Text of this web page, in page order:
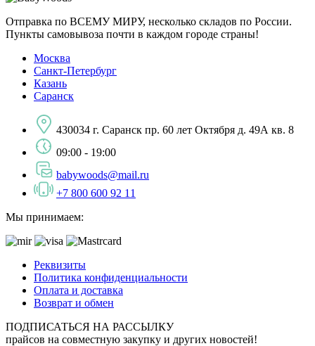
Отправка по ВСЕМУ МИРУ, несколько складов по России.
Пункты самовывоза почти в каждом городе страны!
Москва
Санкт-Петербург
Казань
Саранск
430034 г. Саранск пр. 60 лет Октября д. 49А кв. 8
09:00 - 19:00
babywoods@mail.ru
+7 800 600 92 11
Мы принимаем:
Реквизиты
Политика конфиденциальности
Оплата и доставка
Возврат и обмен
ПОДПИСАТЬСЯ НА РАССЫЛКУ
прайсов на совместную закупку и других новостей!